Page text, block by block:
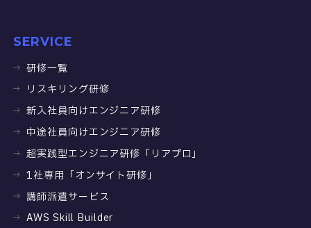
SERVICE
研修一覧
リスキリング研修
新入社員向けエンジニア研修
中途社員向けエンジニア研修
超実践型エンジニア研修「リアプロ」
1社専用「オンサイト研修」
講師派遣サービス
AWS Skill Builder